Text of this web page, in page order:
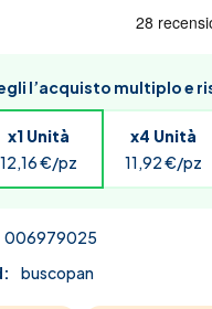
l’acquisto multiplo e
x1 Unità
12,16 €/pz
x4 Unità
11,92 €/pz
006979025
buscopan